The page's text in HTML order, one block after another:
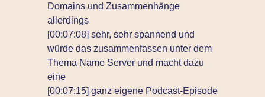
Domains und Zusammenhänge
allerdings
[00:07:08] sehr, sehr spannend und
würde das zusammenfassen unter dem
Thema Name Server und macht dazu
eine
[00:07:15] ganz eigene Podcast-Episode